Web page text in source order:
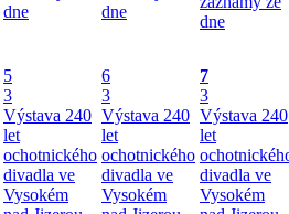
dne
dne
dne
5
3
Výstava 240
let
ochotnického
divadla ve
Vysokém
6
3
Výstava 240
let
ochotnického
divadla ve
Vysokém
7
3
Výstava 240
let
divadla ve
Vysokém